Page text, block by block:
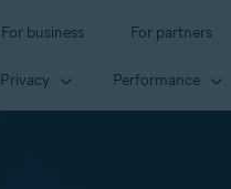
For business For partners
Privacy Performance